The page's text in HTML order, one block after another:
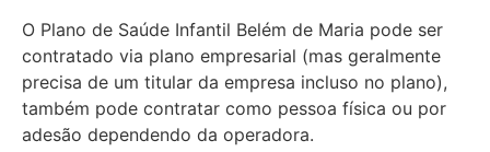
O Plano de Saúde Infantil Belém de Maria pode ser
contratado via plano empresarial (mas geralmente
precisa de um titular da empresa incluso no plano),
também pode contratar como pessoa física ou por
adesão dependendo da operadora.